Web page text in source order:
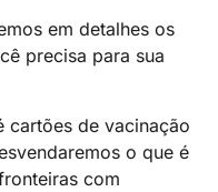
em detalhes os
precisa para sua
cartões de vacinação
o que é
com